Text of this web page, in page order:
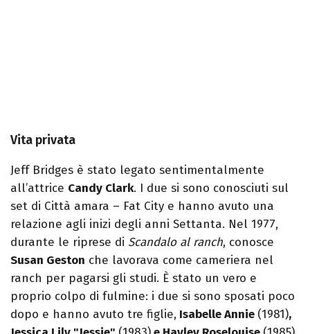
Vita privata
Jeff Bridges è stato legato sentimentalmente
all’attrice Candy Clark. I due si sono conosciuti sul
set di Città amara – Fat City e hanno avuto una
relazione agli inizi degli anni Settanta. Nel 1977,
durante le riprese di Scandalo al ranch, conosce
Susan Geston che lavorava come cameriera nel
ranch per pagarsi gli studi. È stato un vero e
proprio colpo di fulmine: i due si sono sposati poco
dopo e hanno avuto tre figlie, Isabelle Annie (1981),